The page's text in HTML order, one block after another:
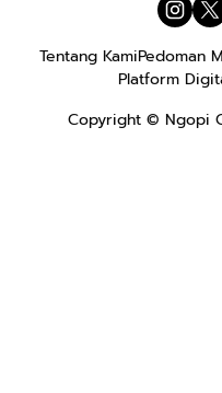
Tentang KamiPedoman
Platform
Copyright © Ngopi